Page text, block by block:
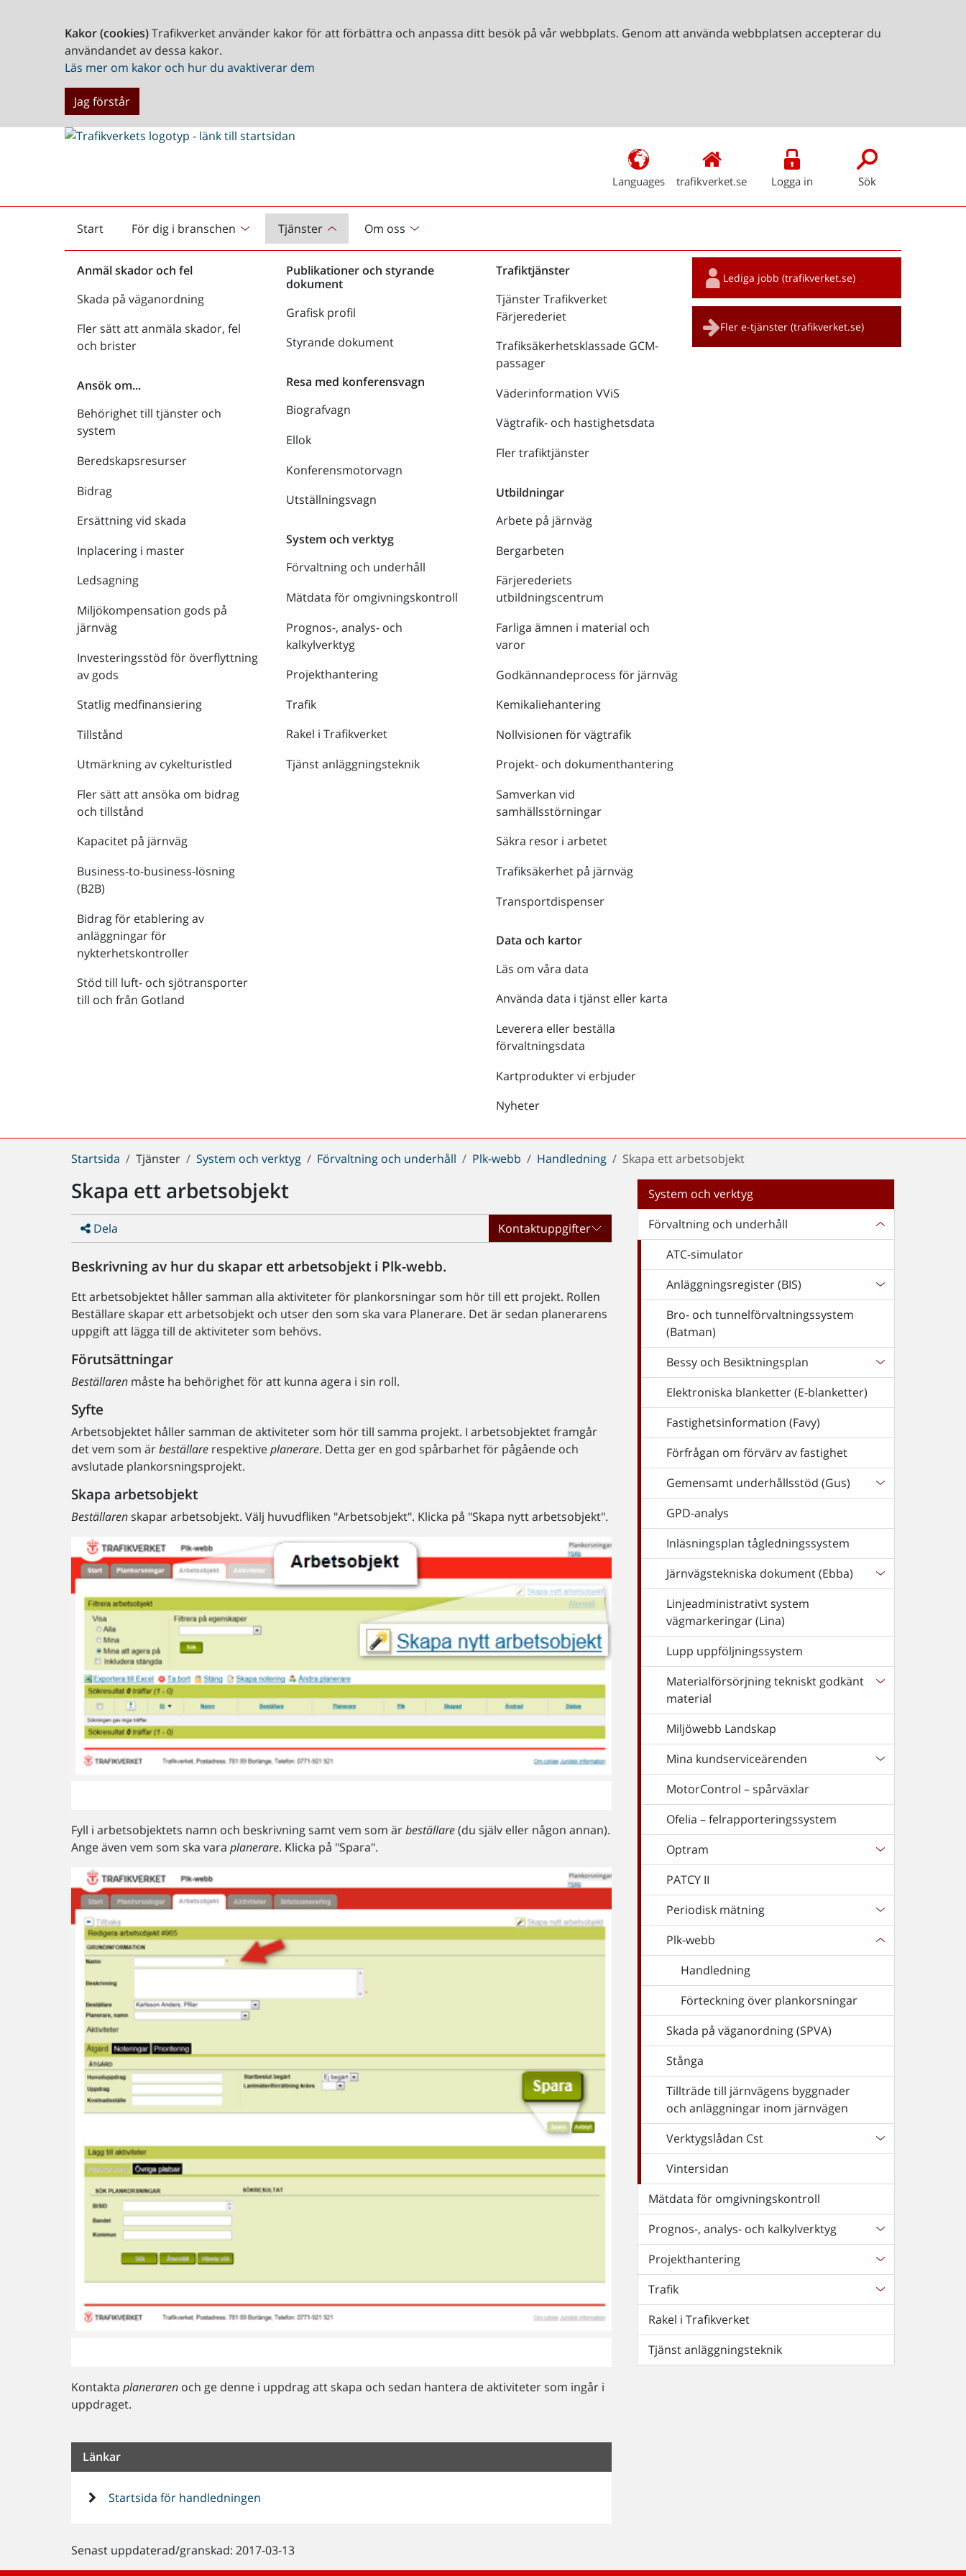
Kakor (cookies)Trafikverket använder kakor för att förbättra och anpassa ditt besök på vår webbplats. Genom att använda webbplatsen accepterar du
användandet av dessa kakor.
Läs mer om kakor och hur du avaktiverar dem
Jag förstår
Languages trafikverket.se Logga in Sök
Start
Startsida För dig i branschen Tjänster Om oss
Anmäl skador och fel
Skada på väganordning
Fler sätt att anmäla skador, fel
och brister
Ansök om...
Behörighet till tjänster och
system
Beredskapsresurser
Bidrag
Ersättning vid skada
Inplacering i master
Ledsagning
Miljökompensation gods på
järnväg
Investeringsstöd för överflyttning
av gods
Statlig medfinansiering
Tillstånd
Utmärkning av cykelturistled
Fler sätt att ansöka om bidrag
och tillstånd
Kapacitet på järnväg
Business-to-business-lösning
(B2B)
Bidrag för etablering av
anläggningar för
nykterhetskontroller
Stöd till luft- och sjötransporter
till och från Gotland
Publikationer och styrande
dokument
Grafisk profil
Styrande dokument
Resa med konferensvagn
Biografvagn
Ellok
Konferensmotorvagn
Utställningsvagn
System och verktyg
Förvaltning och underhåll
Mätdata för omgivningskontroll
Prognos-, analys- och
kalkylverktyg
Projekthantering
Trafik
Rakel i Trafikverket
Tjänst anläggningsteknik
Trafiktjänster
Tjänster Trafikverket
Färjerederiet
Trafiksäkerhetsklassade GCM-
passager
Väderinformation VViS
Vägtrafik- och hastighetsdata
Fler trafiktjänster
Utbildningar
Arbete på järnväg
Bergarbeten
Färjerederiets
utbildningscentrum
Farliga ämnen i material och
varor
Godkännandeprocess för järnväg
Kemikaliehantering
Nollvisionen för vägtrafik
Projekt- och dokumenthantering
Samverkan vid
samhällsstörningar
Säkra resor i arbetet
Trafiksäkerhet på järnväg
Transportdispenser
Data och kartor
Läs om våra data
Använda data i tjänst eller karta
Leverera eller beställa
förvaltningsdata
Kartprodukter vi erbjuder
Nyheter
Snabblänkar
Lediga jobb (trafikverket.se)
Fler e-tjänster (trafikverket.se)
Du
här:
Startsida Tjänster System och verktyg Förvaltning och underhåll Plk-webb Handledning Skapa ett arbetsobjekt
Skapa ett arbetsobjekt
Dela Kontaktuppgifter
Beskrivning av hur du skapar ett arbetsobjekt i Plk-webb.
Ett arbetsobjektet håller samman alla aktiviteter för plankorsningar som hör till ett projekt. Rollen
Beställare skapar ett arbetsobjekt och utser den som ska vara Planerare. Det är sedan planerarens
uppgift att lägga till de aktiviteter som behövs.
Förutsättningar
Beställaren måste ha behörighet för att kunna agera i sin roll.
Syfte
Arbetsobjektet håller samman de aktiviteter som hör till samma projekt. I arbetsobjektet framgår
det vem som ärbeställare respektiveplanerare. Detta ger en god spårbarhet för pågående och
avslutade plankorsningsprojekt.
Skapa arbetsobjekt
Beställarenskapar arbetsobjekt. Välj huvudfliken "Arbetsobjekt". Klicka på "Skapa nytt arbetsobjekt".
Fyll i arbetsobjektets namn och beskrivning samt vem som ärbeställare(du själv eller någon annan).
Ange även vem som ska vara planerare. Klicka på "Spara".
Kontaktaplaneraren och ge denne i uppdrag att skapa och sedan hantera de aktiviteter som ingår i
uppdraget.
Länkar
Startsida för handledningen
Senast uppdaterad/granskad: 2017-03-13
System och verktyg
Förvaltning och underhåll
ATC-simulator
Anläggningsregister (BIS)
Bro- och tunnelförvaltningssystem
(Batman)
Bessy och Besiktningsplan
Elektroniska blanketter (E-blanketter)
Fastighetsinformation (Favy)
Förfrågan om förvärv av fastighet
Gemensamt underhållsstöd (Gus)
GPD-analys
Inläsningsplan tågledningssystem
Järnvägstekniska dokument (Ebba)
Linjeadministrativt system
vägmarkeringar (Lina)
Lupp uppföljningssystem
Materialförsörjning tekniskt godkänt
material
Miljöwebb Landskap
Mina kundserviceärenden
MotorControl – spårväxlar
Ofelia – felrapporteringssystem
Optram
PATCY II
Periodisk mätning
Plk-webb
Handledning
Förteckning över plankorsningar
Skada på väganordning (SPVA)
Stånga
Tillträde till järnvägens byggnader
och anläggningar inom järnvägen
Verktygslådan Cst
Vintersidan
Mätdata för omgivningskontroll
Prognos-, analys- och kalkylverktyg
Projekthantering
Trafik
Rakel i Trafikverket
Tjänst anläggningsteknik